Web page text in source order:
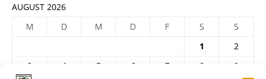
AUGUST 2026
M
D M D F S
S
1
2
3
4 5 6 7 8 9